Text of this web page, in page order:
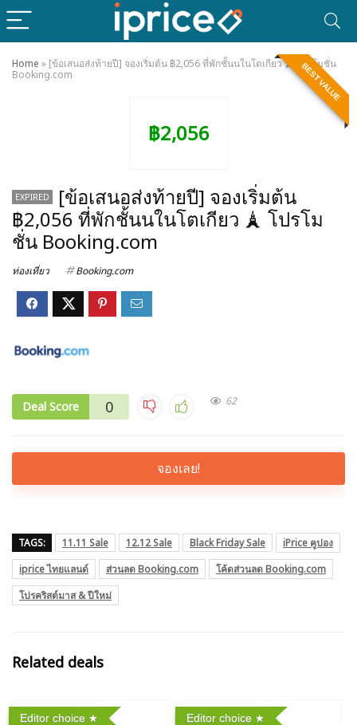
Home » [ข้อเสนอส่งท้ายปี] จองเริ่มต้น ฿2,056 ที่พักชั้นนในโตเกียว 🗼 โปรโมชั่น
Booking.com
BEST VALUE
฿2,056
EXPIRED
[ข้อเสนอส่งท้ายปี] จองเริ่มต้น
฿2,056 ที่พักชั้นนในโตเกียว 🗼 โปรโม
ชั่น Booking.com
ท่องเที่ยว Booking.com
Deal Score 0 62
จองเลย!
TAGS: 11.11 Sale 12.12 Sale Black Friday Sale
iPrice คูปอง
iprice ไทยแลนด์
ส่วนลด Booking.com
โค้ดส่วนลด Booking.com
โปรคริสต์มาส & ปีใหม่
Related deals
Editor choice Editor choice